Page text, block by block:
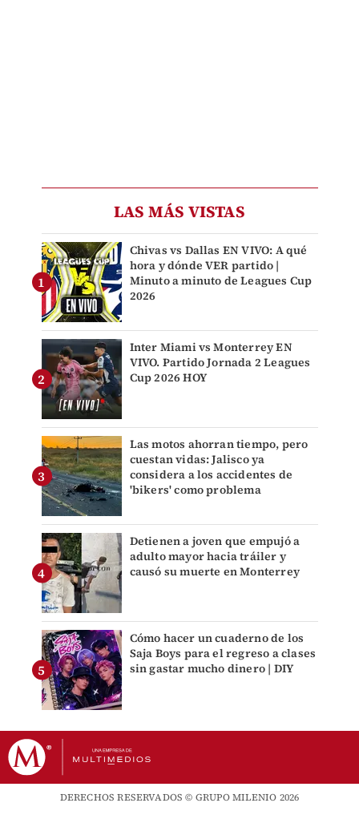
LAS MÁS VISTAS
Chivas vs Dallas EN VIVO: A qué
hora y dónde VER partido |
Minuto a minuto de Leagues Cup
2026
Inter Miami vs Monterrey EN
VIVO. Partido Jornada 2 Leagues
Cup 2026 HOY
Las motos ahorran tiempo, pero
cuestan vidas: Jalisco ya
considera a los accidentes de
'bikers' como problema
Detienen a joven que empujó a
adulto mayor hacia tráiler y
causó su muerte en Monterrey
Cómo hacer un cuaderno de los
Saja Boys para el regreso a clases
sin gastar mucho dinero | DIY
DERECHOS RESERVADOS © GRUPO MILENIO 2026